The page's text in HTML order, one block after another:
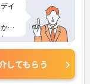
イ
り
つ
に
さ
してもらう